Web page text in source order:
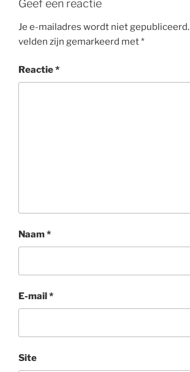
Geef een reactie
Je e-mailadres wordt niet gepubliceerd.
velden zijn gemarkeerd met*
Reactie*
Naam*
E-mail*
Site